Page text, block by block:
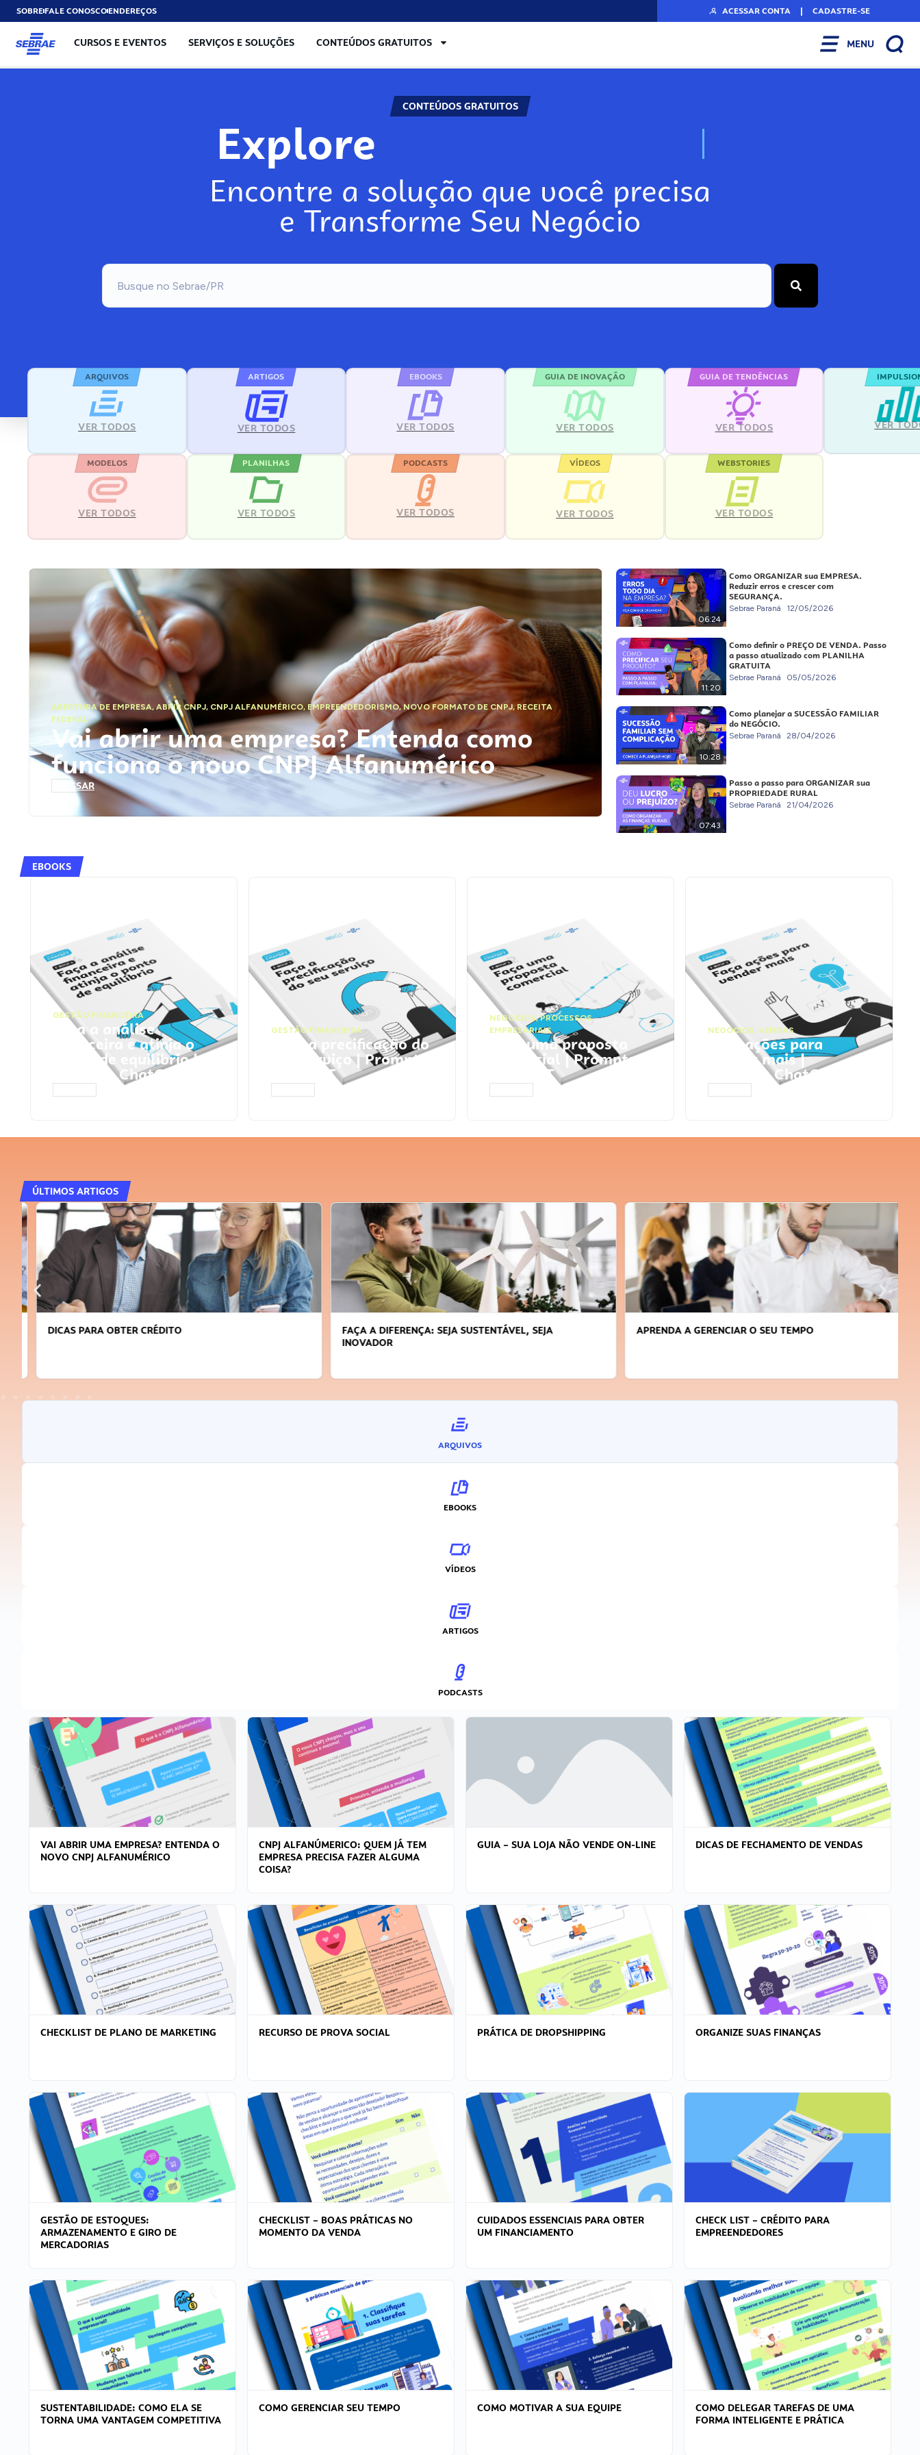
SOBREFALE CONOSCOENDEREÇOS ACESSAR CONTA | CADASTRE-SE
CURSOS E EVENTOS SERVIÇOS E SOLUÇÕES CONTEÚDOS GRATUITOS MENU
CONTEÚDOS GRATUITOS
Explore N
Encontre a solução que você precisa
e Transforme Seu Negócio
ARQUIVOS
VER TODOS
ARTIGOS
VER TODOS
EBOOKS
VER TODOS
GUIA DE INOVAÇÃO
VER TODOS
GUIA DE TENDÊNCIAS
VER TODOS VER
MODELOS
VER TODOS
PLANILHAS
VER TODOS
PODCASTS
VER TODOS
VÍDEOS
VER TODOS
WEBSTORIES
VER TODOS
ABERTURA DE EMPRESA,ABRIR CNPJ, CNPJ ALFANUMÉRICO, EMPREENDEDORISMO,NOVO FORMATO DE CNPJ,RECEITA
FEDERAL
Vai abrir uma empresa? Entenda como
funciona o novo CNPJ Alfanumérico
ACESSAR
06:24
Como ORGANIZAR sua EMPRESA.
Reduzir erros e crescer com
SEGURANÇA.
Sebrae Paraná 12/05/2026
11:20
Como definir o PREÇO DE VENDA. Passo
a passo atualizado com PLANILHA
GRATUITA
Sebrae Paraná 05/05/2026
10:28
Como planejar a SUCESSÃO FAMILIAR
do NEGÓCIO.
Sebrae Paraná 28/04/2026
07:43
Passo a passo para ORGANIZAR sua
PROPRIEDADE RURAL
Sebrae Paraná 21/04/2026
EBOOKS
GESTÃO FINANCEIRA
Faça a análise
financeira e atinja o
ponto de equilíbrio |
Prompts ChatGPT
GESTÃO FINANCEIRA
Faça a precificação do
seu serviço | Prompts
ChatGPT
NEGÓCIOS,PROCESSOS
EMPRESARIAIS
Faça uma proposta
comercial | Prompts
ChatGPT
NEGÓCIOS, VENDAS
Faça ações para
vender mais |
Prompts ChatGPT
ÚLTIMOS ARTIGOS
DICAS PARA OBTER CRÉDITO
FAÇA A DIFERENÇA: SEJA SUSTENTÁVEL, SEJA
INOVADOR
APRENDA A GERENCIAR O SEU TEMPO
ARQUIVOS
EBOOKS
VÍDEOS
ARTIGOS
PODCASTS
VAI ABRIR UMA EMPRESA? ENTENDA O
NOVO CNPJ ALFANUMÉRICO
CNPJ ALFANÚMERICO: QUEM JÁ TEM
EMPRESA PRECISA FAZER ALGUMA
COISA?
GUIA – SUA LOJA NÃO VENDE ON-LINE DICAS DE FECHAMENTO DE VENDAS
CHECKLIST DE PLANO DE MARKETING RECURSO DE PROVA SOCIAL PRÁTICA DE DROPSHIPPING ORGANIZE SUAS FINANÇAS
GESTÃO DE ESTOQUES:
ARMAZENAMENTO E GIRO DE
MERCADORIAS
CHECKLIST – BOAS PRÁTICAS NO
MOMENTO DA VENDA
CUIDADOS ESSENCIAIS PARA OBTER
UM FINANCIAMENTO
CHECK LIST – CRÉDITO PARA
EMPREENDEDORES
SUSTENTABILIDADE: COMO ELA SE
TORNA UMA VANTAGEM COMPETITIVA
COMO GERENCIAR SEU TEMPO COMO MOTIVAR A SUA EQUIPE
COMO DELEGAR TAREFAS DE UMA
FORMA INTELIGENTE E PRÁTICA